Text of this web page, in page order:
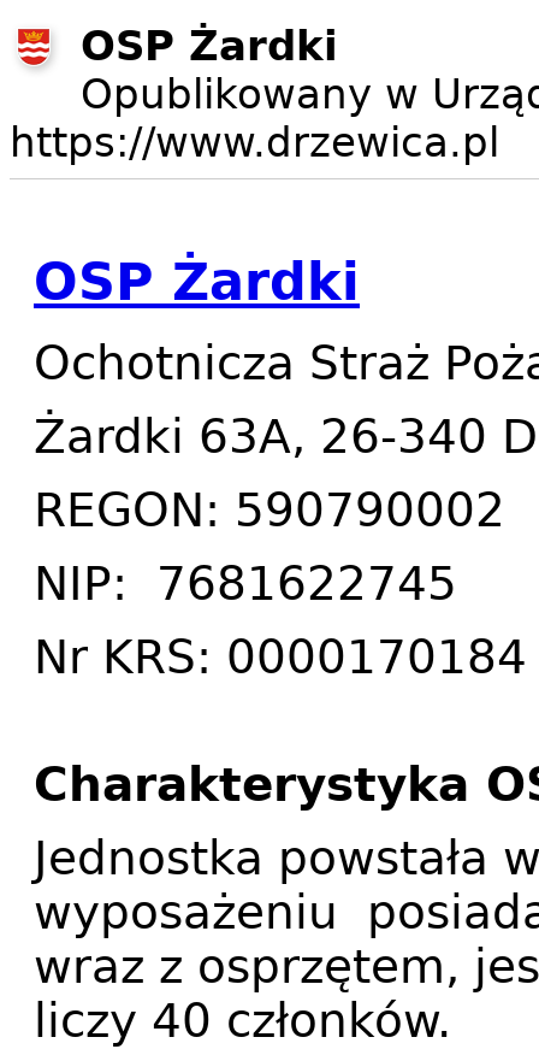
OSP Żardki
Opublikowany w
https://www.drzewica.pl
OSP Żardki
Ochotnicza Straż
Żardki 63A, 26-340
REGON: 590790002
NIP: 7681622745
Nr KRS: 0000170184
Charakterystyka
Jednostka powstała
wyposażeniu
wraz z osprzętem,
liczy 40 członków.